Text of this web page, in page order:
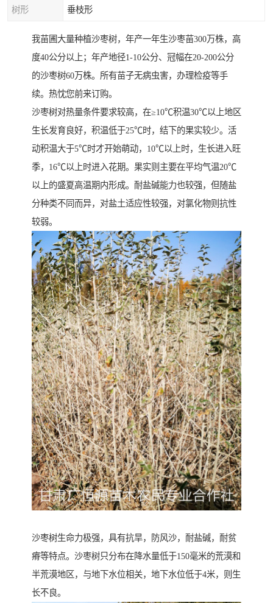
树形 垂枝形
我苗圃大量种植沙枣树，年产一年生沙枣苗300万株，高
度40公分以上；年产地径1-10公分、冠幅在20-200公分
的沙枣树60万株。所有苗子无病虫害，办理检疫等手
续。热忱您前来订购。
沙枣树对热量条件要求较高，在≥10℃积温30℃以上地区
生长发育良好，积温低于25℃时，结下的果实较少。活
动积温大于5℃时才开始萌动，10℃以上时，生长进入旺
季，16℃以上时进入花期。果实则主要在平均气温20℃
以上的盛夏高温期内形成。耐盐碱能力也较强，但随盐
分种类不同而异，对盐土适应性较强，对氯化物则抗性
较弱。
沙枣树生命力极强，具有抗旱，防风沙，耐盐碱，耐贫
瘠等特点。沙枣树只分布在降水量低于150毫米的荒漠和
半荒漠地区，与地下水位相关，地下水位低于4米，则生
长不良。